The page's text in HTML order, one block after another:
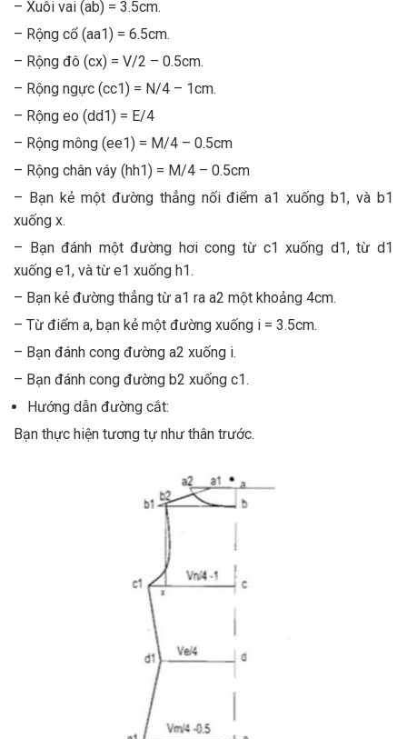
– Xuôi vai (ab) = 3.5cm.
– Rộng cổ (aa1) = 6.5cm.
– Rộng đô (cx) = V/2 – 0.5cm.
– Rộng ngực (cc1) = N/4 – 1cm.
– Rộng eo (dd1) = E/4
– Rộng mông (ee1) = M/4 – 0.5cm
– Rộng chân váy (hh1) = M/4 – 0.5cm
– Bạn kẻ một đường thẳng nối điểm a1 xuống b1, và b1
xuống x.
– Bạn đánh một đường hơi cong từ c1 xuống d1, từ d1
xuống e1, và từ e1 xuống h1.
– Bạn kẻ đường thẳng từ a1 ra a2 một khoảng 4cm.
– Từ điểm a, bạn kẻ một đường xuống i = 3.5cm.
– Bạn đánh cong đường a2 xuống i.
– Bạn đánh cong đường b2 xuống c1.
Hướng dẫn đường cắt:
Bạn thực hiện tương tự như thân trước.